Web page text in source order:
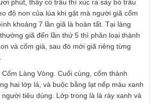
phút, thấy có trấu thì xúc ra sảy bỏ trấu
độ non của lúa khi gặt mà người giã cốm
khoảng 7 lần giã là hoàn tất. Tại làng
giã đến lần thứ 5 thì phân loại thành
và cốm già, sau đó mới giã riêng từng
Làng Vòng. Cuối cùng, cốm thành
hai lớp lá, và buộc bằng lạt nếp màu xanh
tiêu dùng. Lớp trong là lá ráy xanh và